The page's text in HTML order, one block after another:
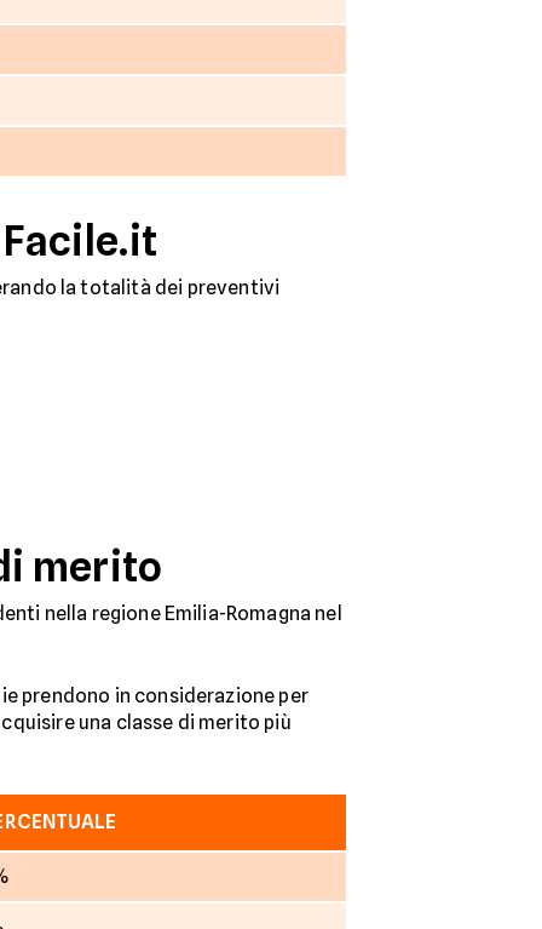
la totalità dei preventivi
merito
nella regione Emilia-Romagna nel
prendono in considerazione per
una classe di merito più